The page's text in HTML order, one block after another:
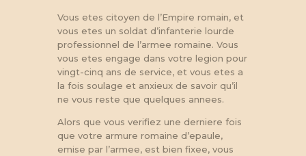
Vous etes citoyen de l’Empire romain, et
vous etes un soldat d’infanterie lourde
professionnel de l’armee romaine. Vous
vous etes engage dans votre legion pour
vingt-cinq ans de service, et vous etes a
la fois soulage et anxieux de savoir qu’il
ne vous reste que quelques annees.
Alors que vous verifiez une derniere fois
que votre armure romaine d’epaule,
emise par l’armee, est bien fixee, vous